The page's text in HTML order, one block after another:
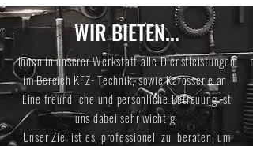
WIR BIETEN...
Ihnen in unserer Werkstatt alle Dienstleistungen
im Bereich KFZ- Technik, sowie Karosserie an.
Eine freundliche und persönliche Betreuung ist
uns dabei sehr wichtig.
Unser Ziel ist es, professionell zu beraten, um